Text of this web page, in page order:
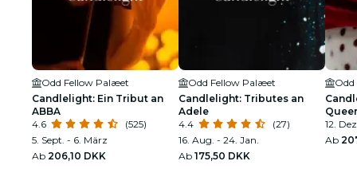
Odd Fellow Palæet
Candlelight: Ein Tribut an
ABBA
4.6
(525)
5. Sept. - 6. März
Ab 206,10 DKK
Odd Fellow Palæet
Candlelight: Tributes an
Adele
4.4
(27)
16. Aug. - 24. Jan.
Ab 175,50 DKK
12.
Ab